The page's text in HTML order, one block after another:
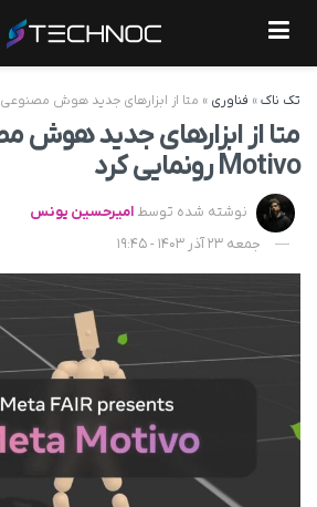
تک ناک» فناوری » متا از ابزارهای جدید هوش مصنوعی Meta Motivo رونمایی کرد
Motivo رونمایی کرد
نوشته شده توسط امیرحسین یونس
جمعه 23 آذر 1403 - 19:45